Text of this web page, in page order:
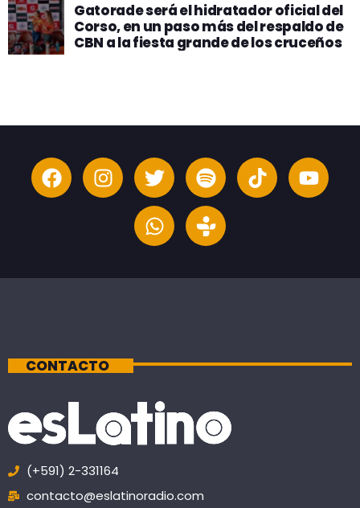
Gatorade será el hidratador oficial del
Corso, en un paso más del respaldo de
CBN a la fiesta grande de los cruceños
CONTACTO
(+591) 2-331164
contacto@eslatinoradio.com